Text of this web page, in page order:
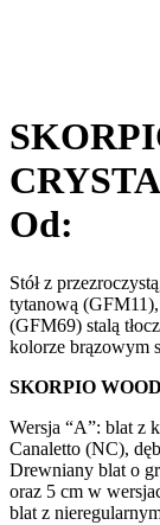
Od:
Stół z
tytanową
(GFM69) stalą
kolorze brązowym
SKORPIO WOOD
Wersja “A”: blat z
Canaletto (NC),
Drewniany blat o
oraz 5 cm w
blat z